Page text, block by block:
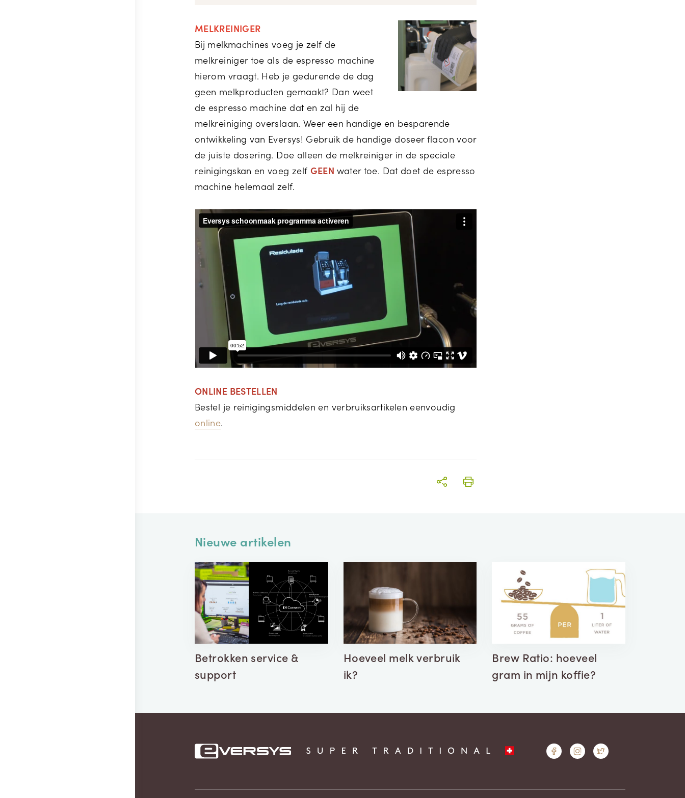
MELKREINIGER
Bij melkmachines voeg je zelf de
melkreiniger toe als de espresso machine
hierom vraagt. Heb je gedurende de dag
geen melkproducten gemaakt? Dan weet
de espresso machine dat en zal hij de
melkreiniging overslaan. Weer een handige en besparende
ontwikkeling van Eversys! Gebruik de handige doseer flacon voor
de juiste dosering. Doe alleen de melkreiniger in de speciale
reinigingskan en voeg zelf GEEN water toe. Dat doet de espresso
machine helemaal zelf.
ONLINE BESTELLEN
Bestel je reinigingsmiddelen en verbruiksartikelen eenvoudig
online.
Nieuwe artikelen
Betrokken service &
support
Hoeveel melk verbruik
ik?
Brew Ratio: hoeveel
gram in mijn koffie?